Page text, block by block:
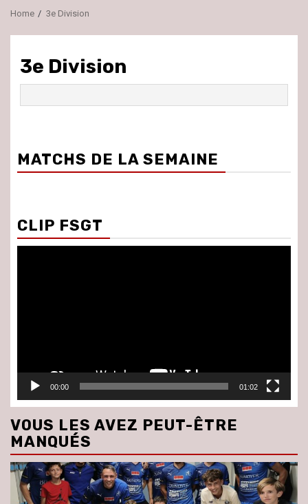
Home 3e Division
3e Division
MATCHS DE LA SEMAINE
CLIP FSGT
00:00 01:02
VOUS LES AVEZ PEUT-ÊTRE
MANQUÉS